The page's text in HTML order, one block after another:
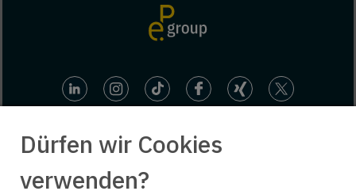
Dürfen wir Cookies
verwenden?